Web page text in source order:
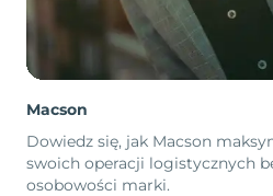
Macson
Dowiedz się, jak Macson
swoich operacji logistycznych
osobowości marki.